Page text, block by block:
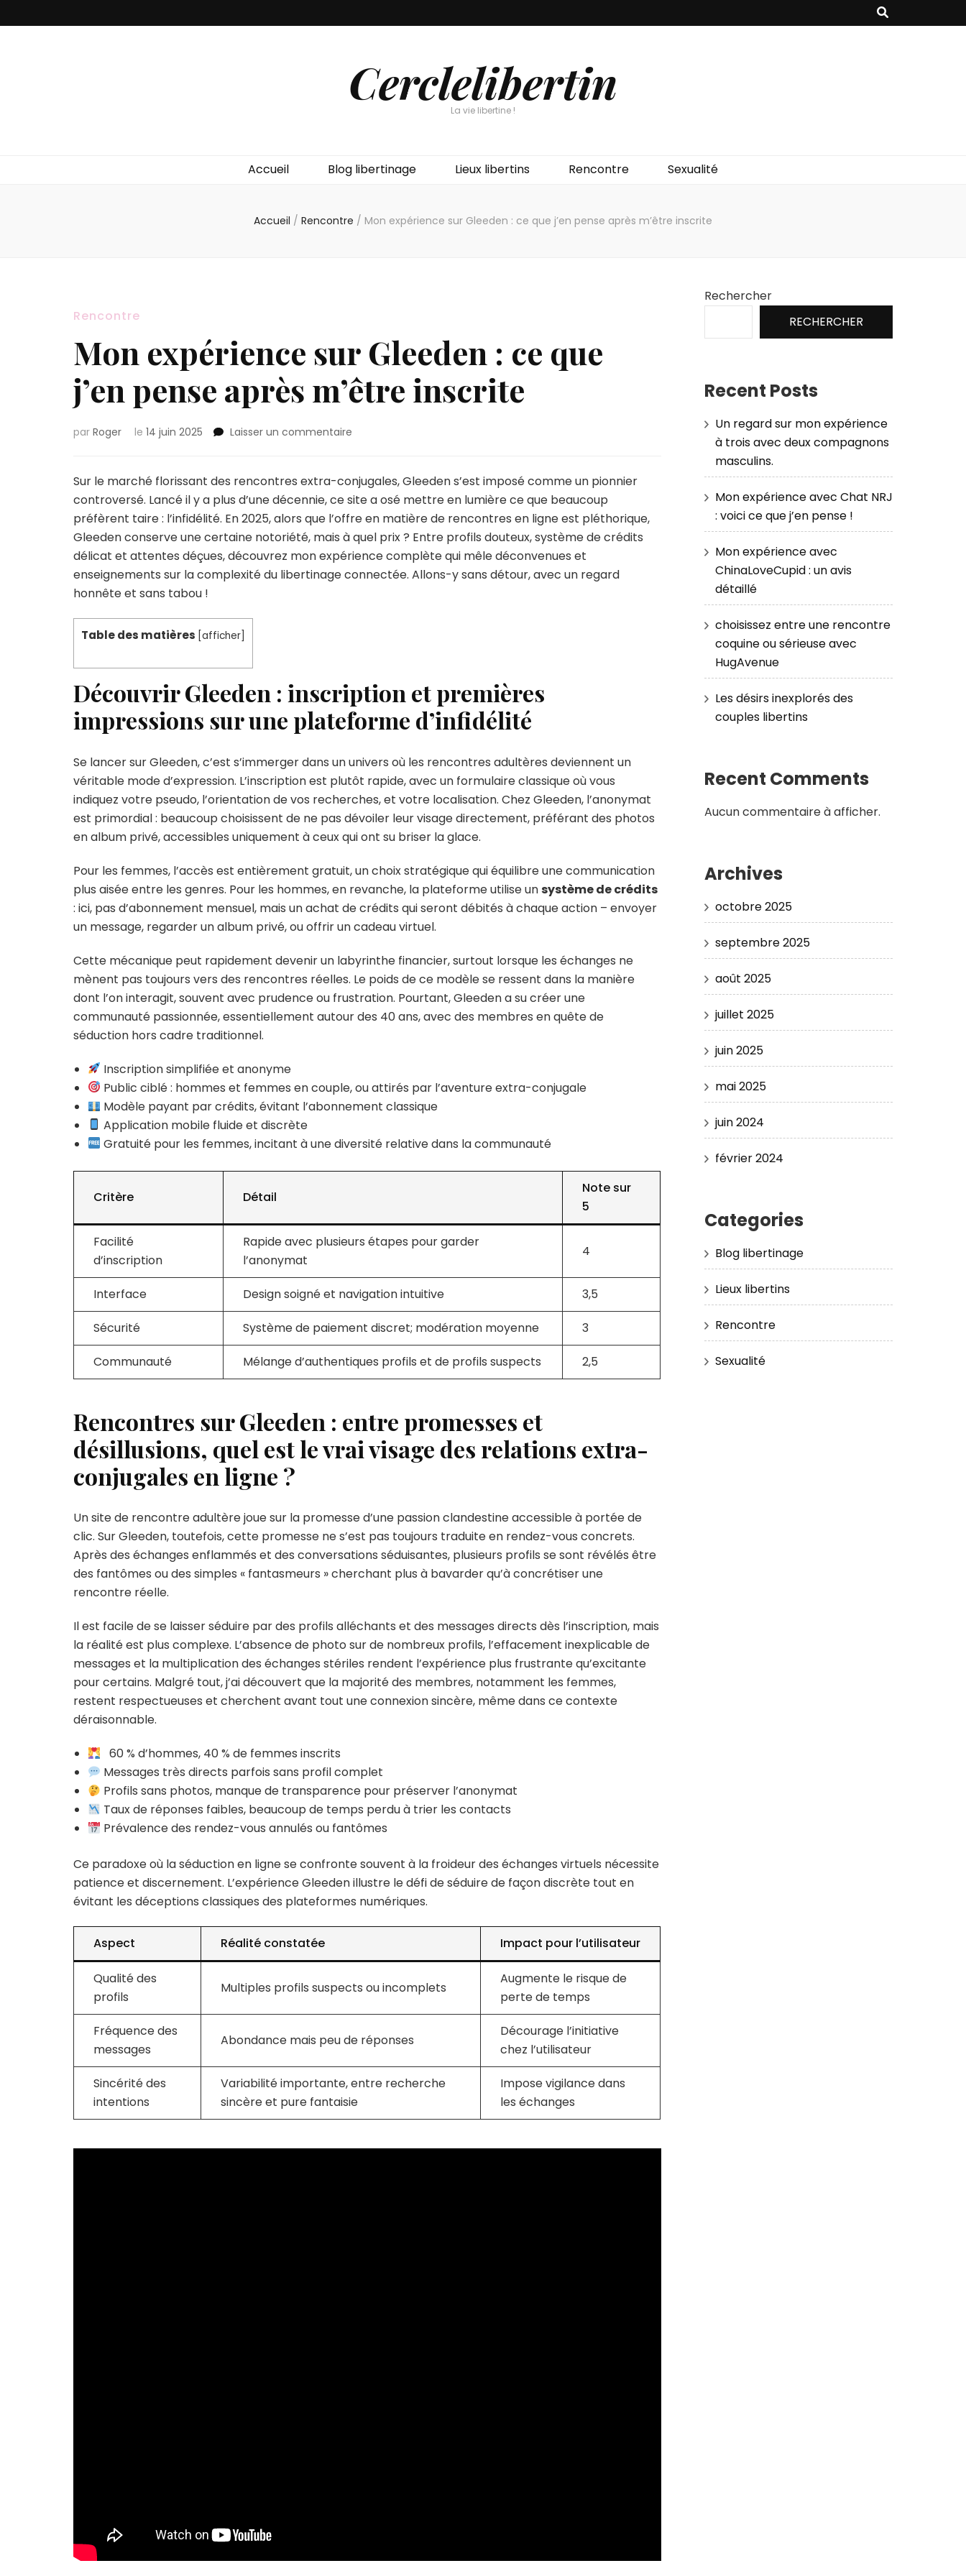
Cerclelibertin
La vie libertine !
Accueil Blog libertinage Lieux libertins Rencontre Sexualité
Accueil / Rencontre / Mon expérience sur Gleeden : ce que j’en pense après m’être inscrite
Rencontre
Mon expérience sur Gleeden : ce que
j’en pense après m’être inscrite
par Roger le 14 juin 2025 Laisser un commentaire
sur
Gleeden
:
ce
que
j’en
après
Sur le marché florissant des rencontres extra-conjugales, Gleeden s’est imposé comme un pionnier
controversé. Lancé il y a plus d’une décennie, ce site a osé mettre en lumière ce que beaucoup
préfèrent taire : l’infidélité. En 2025, alors que l’offre en matière de rencontres en ligne est pléthorique,
Gleeden conserve une certaine notoriété, mais à quel prix ? Entre profils douteux, système de crédits
délicat et attentes déçues, découvrez mon expérience complète qui mêle déconvenues et
enseignements sur la complexité du libertinage connectée. Allons-y sans détour, avec un regard
honnête et sans tabou !
Table des matières [afficher]
Découvrir Gleeden : inscription et premières
impressions sur une plateforme d’infidélité
Se lancer sur Gleeden, c’est s’immerger dans un univers où les rencontres adultères deviennent un
véritable mode d’expression. L’inscription est plutôt rapide, avec un formulaire classique où vous
indiquez votre pseudo, l’orientation de vos recherches, et votre localisation. Chez Gleeden, l’anonymat
est primordial : beaucoup choisissent de ne pas dévoiler leur visage directement, préférant des photos
en album privé, accessibles uniquement à ceux qui ont su briser la glace.
Pour les femmes, l’accès est entièrement gratuit, un choix stratégique qui équilibre une communication
plus aisée entre les genres. Pour les hommes, en revanche, la plateforme utilise unsystème de crédits
: ici, pas d’abonnement mensuel, mais un achat de crédits qui seront débités à chaque action – envoyer
un message, regarder un album privé, ou offrir un cadeau virtuel.
Cette mécanique peut rapidement devenir un labyrinthe financier, surtout lorsque les échanges ne
mènent pas toujours vers des rencontres réelles. Le poids de ce modèle se ressent dans la manière
dont l’on interagit, souvent avec prudence ou frustration. Pourtant, Gleeden a su créer une
communauté passionnée, essentiellement autour des 40 ans, avec des membres en quête de
séduction hors cadre traditionnel.
Inscription simplifiée et anonyme
Public ciblé : hommes et femmes en couple, ou attirés par l’aventure extra-conjugale
Modèle payant par crédits, évitant l’abonnement classique
Application mobile fluide et discrète
Gratuité pour les femmes, incitant à une diversité relative dans la communauté
Critère Détail
Note sur
5
Facilité
d’inscription
Rapide avec plusieurs étapes pour garder
l’anonymat
4
Interface Design soigné et navigation intuitive 3,5
Sécurité Système de paiement discret; modération moyenne 3
Communauté Mélange d’authentiques profils et de profils suspects 2,5
Rencontres sur Gleeden : entre promesses et
désillusions, quel est le vrai visage des relations extra-
conjugales en ligne ?
Un site de rencontre adultère joue sur la promesse d’une passion clandestine accessible à portée de
clic. Sur Gleeden, toutefois, cette promesse ne s’est pas toujours traduite en rendez-vous concrets.
Après des échanges enflammés et des conversations séduisantes, plusieurs profils se sont révélés être
des fantômes ou des simples « fantasmeurs » cherchant plus à bavarder qu’à concrétiser une
rencontre réelle.
Il est facile de se laisser séduire par des profils alléchants et des messages directs dès l’inscription, mais
la réalité est plus complexe. L’absence de photo sur de nombreux profils, l’effacement inexplicable de
messages et la multiplication des échanges stériles rendent l’expérience plus frustrante qu’excitante
pour certains. Malgré tout, j’ai découvert que la majorité des membres, notamment les femmes,
restent respectueuses et cherchent avant tout une connexion sincère, même dans ce contexte
déraisonnable.
60 % d’hommes, 40 % de femmes inscrits
Messages très directs parfois sans profil complet
Profils sans photos, manque de transparence pour préserver l’anonymat
Taux de réponses faibles, beaucoup de temps perdu à trier les contacts
Prévalence des rendez-vous annulés ou fantômes
Ce paradoxe où la séduction en ligne se confronte souvent à la froideur des échanges virtuels nécessite
patience et discernement. L’expérience Gleeden illustre le défi de séduire de façon discrète tout en
évitant les déceptions classiques des plateformes numériques.
Aspect Réalité constatée Impact pour l’utilisateur
Qualité des
profils
Multiples profils suspects ou incomplets
Augmente le risque de
perte de temps
Fréquence des
messages
Abondance mais peu de réponses
Décourage l’initiative
chez l’utilisateur
Sincérité des
intentions
Variabilité importante, entre recherche
sincère et pure fantaisie
Impose vigilance dans
les échanges
Rechercher
RECHERCHER
Recent Posts
Un regard sur mon expérience
à trois avec deux compagnons
masculins.
Mon expérience avec Chat NRJ
: voici ce que j’en pense !
Mon expérience avec
ChinaLoveCupid : un avis
détaillé
choisissez entre une rencontre
coquine ou sérieuse avec
HugAvenue
Les désirs inexplorés des
couples libertins
Recent Comments
Aucun commentaire à afficher.
Archives
octobre 2025
septembre 2025
août 2025
juillet 2025
juin 2025
mai 2025
juin 2024
février 2024
Categories
Blog libertinage
Lieux libertins
Rencontre
Sexualité